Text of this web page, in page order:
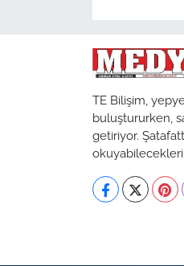
TE Bilişim,
buluştururken,
getiriyor.
okuyabilecekleri